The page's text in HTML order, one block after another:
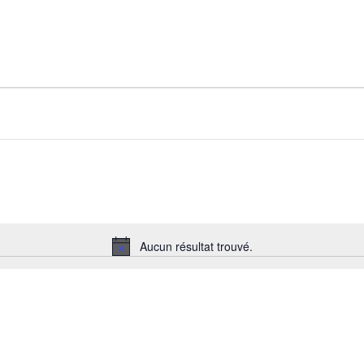
Notice
Aucun résultat trouvé.